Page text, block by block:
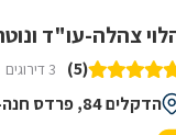
צהלה-עו"ד
(5) 3 דירוגים
הדקלים 84, פרדס חנה-כרכור